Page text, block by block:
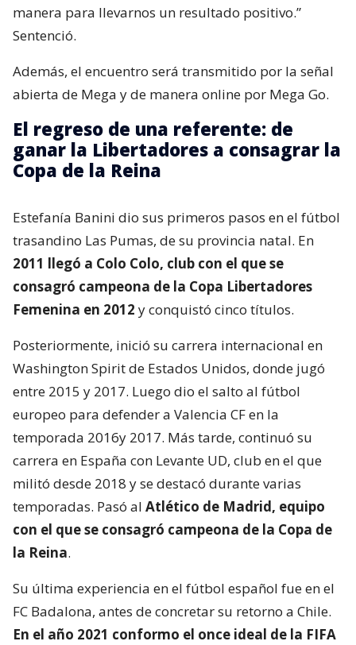
manera para llevarnos un resultado positivo.”
Sentenció.
Además, el encuentro será transmitido por la señal
abierta de Mega y de manera online por Mega Go.
El regreso de una referente: de
ganar la Libertadores a consagrar la
Copa de la Reina
Estefanía Banini dio sus primeros pasos en el fútbol
trasandino Las Pumas, de su provincia natal. En
2011 llegó a Colo Colo, club con el que se
consagró campeona de la Copa Libertadores
Femenina en 2012 y conquistó cinco títulos.
Posteriormente, inició su carrera internacional en
Washington Spirit de Estados Unidos, donde jugó
entre 2015 y 2017. Luego dio el salto al fútbol
europeo para defender a Valencia CF en la
temporada 2016y 2017. Más tarde, continuó su
carrera en España con Levante UD, club en el que
militó desde 2018 y se destacó durante varias
temporadas. Pasó al Atlético de Madrid, equipo
con el que se consagró campeona de la Copa de
la Reina.
Su última experiencia en el fútbol español fue en el
FC Badalona, antes de concretar su retorno a Chile.
En el año 2021 conformo el once ideal de la FIFA